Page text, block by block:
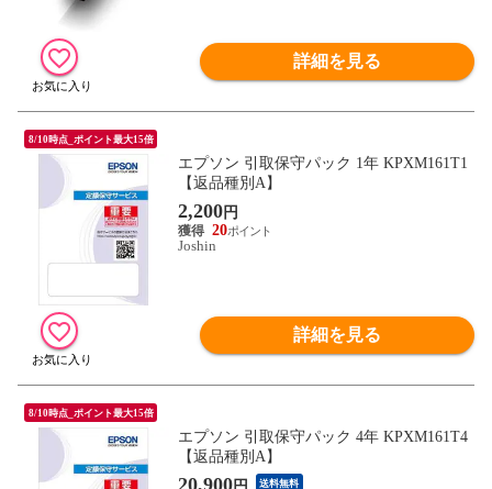
詳細を見る
8/10時点_ポイント最大15倍
エプソン 引取保守パック 1年 KPXM161T1
【返品種別A】
2,200円
20
Joshin
詳細を見る
8/10時点_ポイント最大15倍
エプソン 引取保守パック 4年 KPXM161T4
【返品種別A】
20,900 送料無料